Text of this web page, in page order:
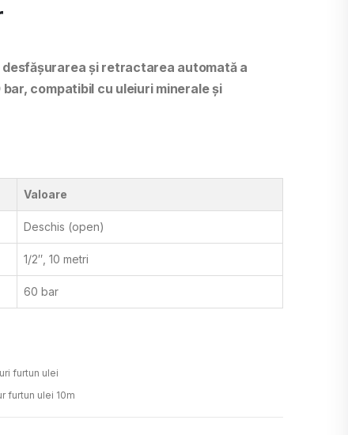
și retractarea automată a
compatibil cu uleiuri minerale și
Valoare
Deschis (open)
1/2″, 10 metri
60 bar
furtun ulei
furtun ulei 10m